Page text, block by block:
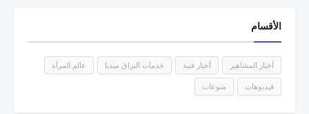
الأقسام
أخبار المشاهير أخبار فنية خدمات البراق ميديا عالم المرأة
فيديوهات منوعات